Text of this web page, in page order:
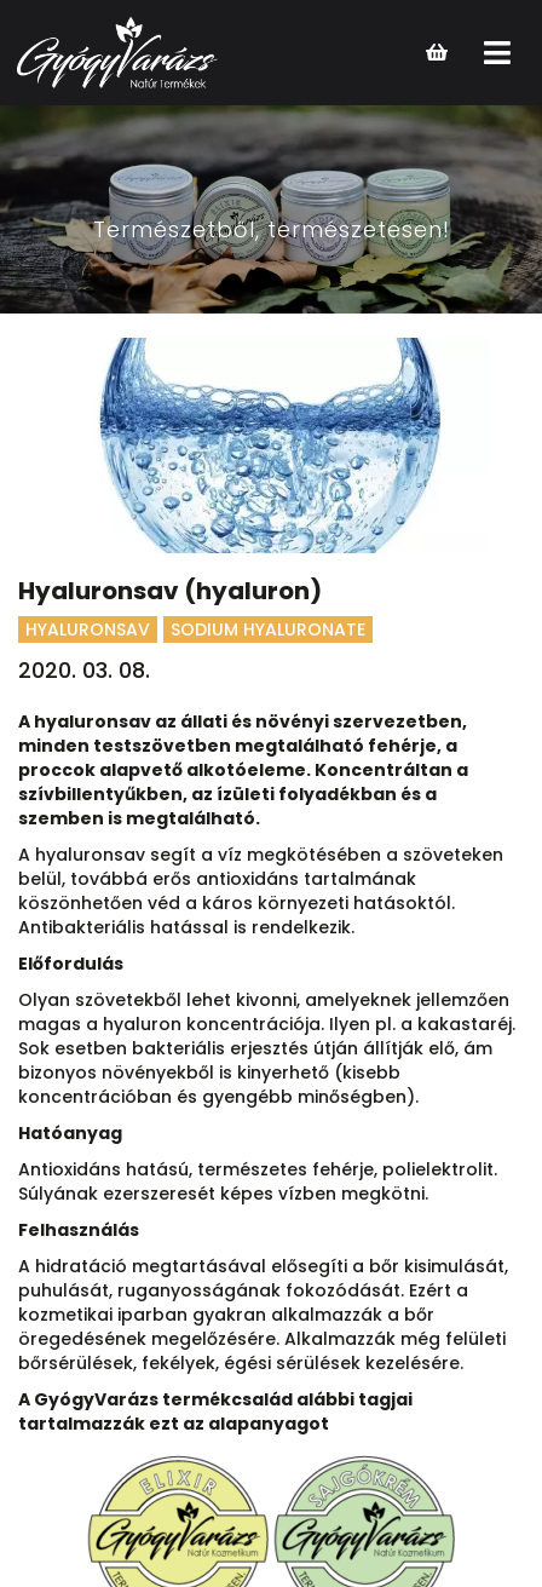
Open
main
Természetből, természetesen!
Hyaluronsav (hyaluron)
HYALURONSAV SODIUM HYALURONATE
2020. 03. 08.
A hyaluronsav az állati és növényi szervezetben,
minden testszövetben megtalálható fehérje, a
proccok alapvető alkotóeleme. Koncentráltan a
szívbillentyűkben, az ízületi folyadékban és a
szemben is megtalálható.
A hyaluronsav segít a víz megkötésében a szöveteken
belül, továbbá erős antioxidáns tartalmának
köszönhetően véd a káros környezeti hatásoktól.
Antibakteriális hatással is rendelkezik.
Előfordulás
Olyan szövetekből lehet kivonni, amelyeknek jellemzően
magas a hyaluron koncentrációja. Ilyen pl. a kakastaréj.
Sok esetben bakteriális erjesztés útján állítják elő, ám
bizonyos növényekből is kinyerhető (kisebb
koncentrációban és gyengébb minőségben).
Hatóanyag
Antioxidáns hatású, természetes fehérje, polielektrolit.
Súlyának ezerszeresét képes vízben megkötni.
Felhasználás
A hidratáció megtartásával elősegíti a bőr kisimulását,
puhulását, ruganyosságának fokozódását. Ezért a
kozmetikai iparban gyakran alkalmazzák a bőr
öregedésének megelőzésére. Alkalmazzák még felületi
bőrsérülések, fekélyek, égési sérülések kezelésére.
A GyógyVarázs termékcsalád alábbi tagjai
tartalmazzák ezt az alapanyagot